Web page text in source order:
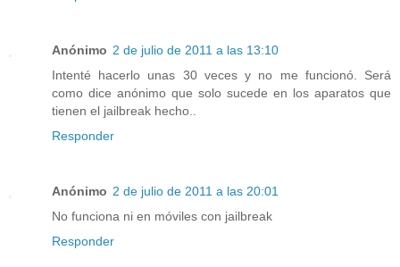
Anónimo 2 de julio de 2011 a las 13:10
Intenté hacerlo unas 30 veces y no me funcionó. Será
como dice anónimo que solo sucede en los aparatos que
tienen el jailbreak hecho..
Responder
Anónimo 2 de julio de 2011 a las 20:01
No funciona ni en móviles con jailbreak
Responder